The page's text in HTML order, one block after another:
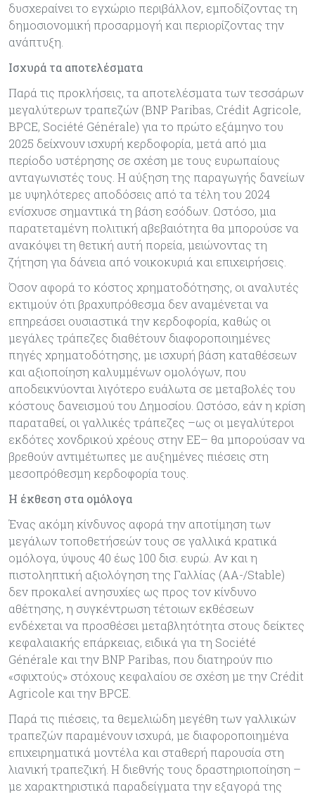
δυσχεραίνει το εγχώριο περιβάλλον, εμποδίζοντας τη
δημοσιονομική προσαρμογή και περιορίζοντας την
ανάπτυξη.
Ισχυρά τα αποτελέσματα
Παρά τις προκλήσεις, τα αποτελέσματα των τεσσάρων
μεγαλύτερων τραπεζών (BNP Paribas, Crédit Agricole,
BPCE, Société Générale) για το πρώτο εξάμηνο του
2025 δείχνουν ισχυρή κερδοφορία, μετά από μια
περίοδο υστέρησης σε σχέση με τους ευρωπαίους
ανταγωνιστές τους. Η αύξηση της παραγωγής δανείων
με υψηλότερες αποδόσεις από τα τέλη του 2024
ενίσχυσε σημαντικά τη βάση εσόδων. Ωστόσο, μια
παρατεταμένη πολιτική αβεβαιότητα θα μπορούσε να
ανακόψει τη θετική αυτή πορεία, μειώνοντας τη
ζήτηση για δάνεια από νοικοκυριά και επιχειρήσεις.
Όσον αφορά το κόστος χρηματοδότησης, οι αναλυτές
εκτιμούν ότι βραχυπρόθεσμα δεν αναμένεται να
επηρεάσει ουσιαστικά την κερδοφορία, καθώς οι
μεγάλες τράπεζες διαθέτουν διαφοροποιημένες
πηγές χρηματοδότησης, με ισχυρή βάση καταθέσεων
και αξιοποίηση καλυμμένων ομολόγων, που
αποδεικνύονται λιγότερο ευάλωτα σε μεταβολές του
κόστους δανεισμού του Δημοσίου. Ωστόσο, εάν η κρίση
παραταθεί, οι γαλλικές τράπεζες –ως οι μεγαλύτεροι
εκδότες χονδρικού χρέους στην ΕΕ– θα μπορούσαν να
βρεθούν αντιμέτωπες με αυξημένες πιέσεις στη
μεσοπρόθεσμη κερδοφορία τους.
Η έκθεση στα ομόλογα
Ένας ακόμη κίνδυνος αφορά την αποτίμηση των
μεγάλων τοποθετήσεών τους σε γαλλικά κρατικά
ομόλογα, ύψους 40 έως 100 δισ. ευρώ. Αν και η
πιστοληπτική αξιολόγηση της Γαλλίας (AA-/Stable)
δεν προκαλεί ανησυχίες ως προς τον κίνδυνο
αθέτησης, η συγκέντρωση τέτοιων εκθέσεων
ενδέχεται να προσθέσει μεταβλητότητα στους δείκτες
κεφαλαιακής επάρκειας, ειδικά για τη Société
Générale και την BNP Paribas, που διατηρούν πιο
«σφιχτούς» στόχους κεφαλαίου σε σχέση με την Crédit
Agricole και την BPCE.
Παρά τις πιέσεις, τα θεμελιώδη μεγέθη των γαλλικών
τραπεζών παραμένουν ισχυρά, με διαφοροποιημένα
επιχειρηματικά μοντέλα και σταθερή παρουσία στη
λιανική τραπεζική. Η διεθνής τους δραστηριοποίηση –
με χαρακτηριστικά παραδείγματα την εξαγορά της